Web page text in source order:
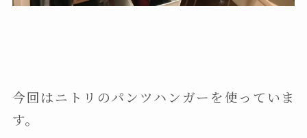
今回はニトリのパンツハンガーを使っていま
す。